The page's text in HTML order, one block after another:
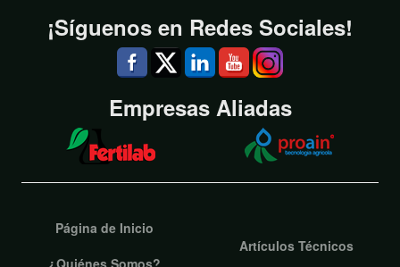
¡Síguenos en Redes Sociales!
Empresas Aliadas
Página de Inicio
¿Quiénes Somos?
Artículos Técnicos